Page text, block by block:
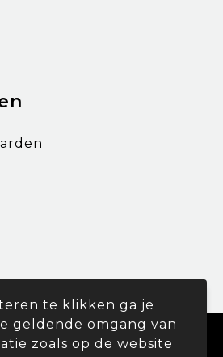
Promohouse 2024
te klikken ga je
geldende omgang van
zoals op de website